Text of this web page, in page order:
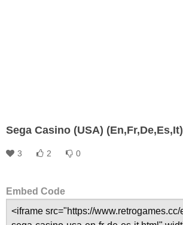
Sega Casino (USA) (En,Fr,De,Es,It)
3 2 0
Embed Code